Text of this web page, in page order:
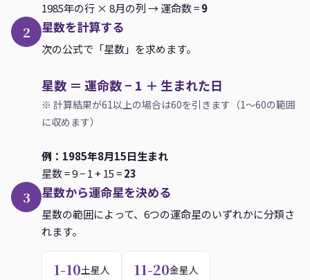
1964
辰+ 46 17 46
1967
未- 2 33 1
1968
7 38
39
1970
戌+ 18 49
1971
亥- 23 54
1972
子+ 28 59 28 59 29
60
1973
1974
寅+ 39 10
1985年の行 × 8月の列 → 運命数 =9
2 星数を計算する
次の公式で「星数」を求めます。
星数 ＝ 運命数 − 1 ＋ 生まれた日
※ 計算結果が61以上の場合は60を引きます（1〜60の範囲
に収めます）
例：1985年8月15日生まれ
星数 = 9 − 1 + 15 =23
3 星数から運命星を決める
星数の範囲によって、6つの運命星のいずれかに分類さ
れます。
1-10土星人 11-20金星人